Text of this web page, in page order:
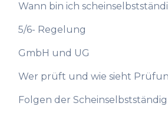
Wann bin ich
5/6- Regelung
GmbH und UG
Wer prüft und wie sieht
Folgen der